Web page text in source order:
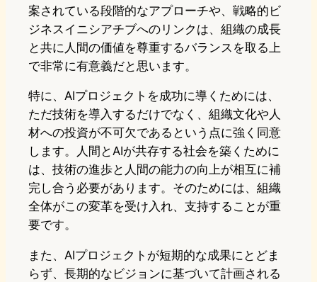
案されている段階的なアプローチや、戦略的ビ
ジネスイニシアチブへのリンクは、組織の成長
と共に人間の価値を尊重するバランスを取る上
で非常に有意義だと思います。
特に、AIプロジェクトを成功に導くためには、
ただ技術を導入するだけでなく、組織文化や人
材への投資が不可欠であるという点に強く同意
します。人間とAIが共存する社会を築くために
は、技術の進歩と人間の能力の向上が相互に補
完し合う必要があります。そのためには、組織
全体がこの変革を受け入れ、支持することが重
要です。
また、AIプロジェクトが短期的な成果にとどま
らず、長期的なビジョンに基づいて計画される